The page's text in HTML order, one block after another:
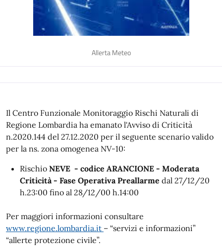
Allerta Meteo
Il Centro Funzionale Monitoraggio Rischi Naturali di
Regione Lombardia ha emanato l'Avviso di Criticità
n.2020.144 del 27.12.2020 per il seguente scenario valido
per la ns. zona omogenea NV-10:
Rischio NEVE - codice ARANCIONE - Moderata
Criticità - Fase Operativa Preallarme dal 27/12/20
h.23:00 fino al 28/12/00 h.14:00
Per maggiori informazioni consultare
www.regione.lombardia.it – “servizi e informazioni”
“allerte protezione civile”.